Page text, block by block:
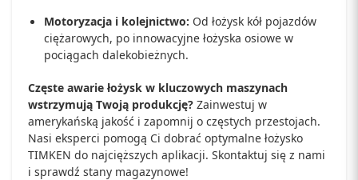
Motoryzacja i kolejnictwo: Od łożysk kół pojazdów
ciężarowych, po innowacyjne łożyska osiowe w
pociągach dalekobieżnych.
Częste awarie łożysk w kluczowych maszynach
wstrzymują Twoją produkcję? Zainwestuj w
amerykańską jakość i zapomnij o częstych przestojach.
Nasi eksperci pomogą Ci dobrać optymalne łożysko
TIMKEN do najcięższych aplikacji. Skontaktuj się z nami
i sprawdź stany magazynowe!